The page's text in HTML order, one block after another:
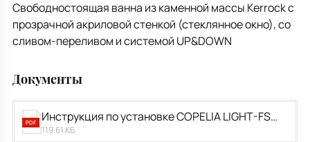
Свободностоящая ванна из каменной массы Kerrock с
прозрачной акриловой стенкой (стеклянное окно), со
сливом-переливом и системой UP&DOWN
Документы
PDF
Инструкция по установке COPELIA LIGHT-FS
180x80.pdf
119.61 КБ